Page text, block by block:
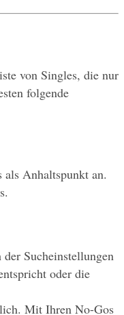
von Singles, die nur
folgende
Anhaltspunkt an.
Sucheinstellungen
oder die
Mit Ihren No-Gos